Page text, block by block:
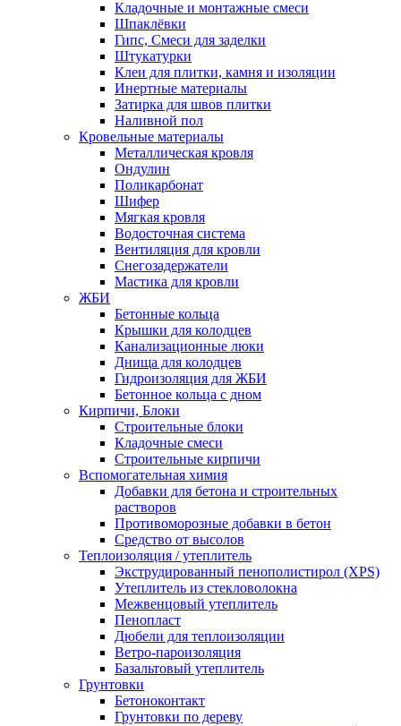
Кладочные и монтажные смеси
Шпаклёвки
Гипс, Смеси для заделки
Штукатурки
Клеи для плитки, камня и изоляции
Инертные материалы
Затирка для швов плитки
Наливной пол
Кровельные материалы
Металлическая кровля
Ондулин
Поликарбонат
Шифер
Мягкая кровля
Водосточная система
Вентиляция для кровли
Снегозадержатели
Мастика для кровли
ЖБИ
Бетонные кольца
Крышки для колодцев
Канализационные люки
Днища для колодцев
Гидроизоляция для ЖБИ
Бетонное кольца с дном
Кирпичи, Блоки
Строительные блоки
Кладочные смеси
Строительные кирпичи
Вспомогательная химия
Добавки для бетона и строительных
растворов
Противоморозные добавки в бетон
Средство от высолов
Теплоизоляция / утеплитель
Экструдированный пенополистирол (XPS)
Утеплитель из стекловолокна
Межвенцовый утеплитель
Пенопласт
Дюбели для теплоизоляции
Ветро-пароизоляция
Базальтовый утеплитель
Грунтовки
Бетоноконтакт
Грунтовки по дереву